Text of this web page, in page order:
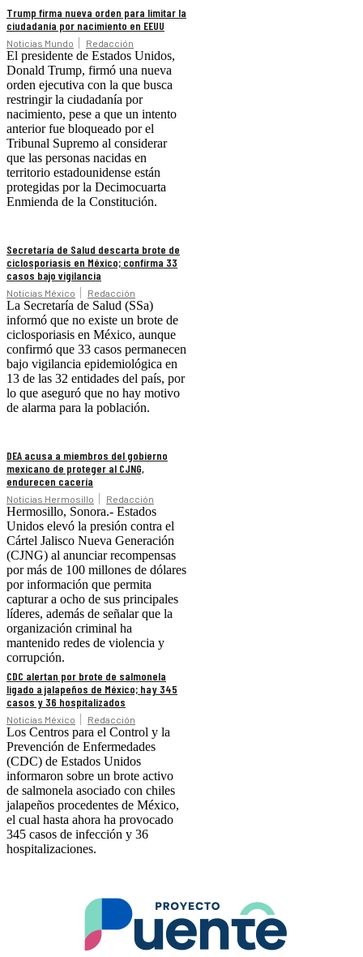
Trump firma nueva orden para limitar la
ciudadanía por nacimiento en EEUU
Noticias Mundo Redacción
El presidente de Estados Unidos,
Donald Trump, firmó una nueva
orden ejecutiva con la que busca
restringir la ciudadanía por
nacimiento, pese a que un intento
anterior fue bloqueado por el
Tribunal Supremo al considerar
que las personas nacidas en
territorio estadounidense están
protegidas por la Decimocuarta
Enmienda de la Constitución.
Secretaría de Salud descarta brote de
ciclosporiasis en México; confirma 33
casos bajo vigilancia
Noticias México Redacción
La Secretaría de Salud (SSa)
informó que no existe un brote de
ciclosporiasis en México, aunque
confirmó que 33 casos permanecen
bajo vigilancia epidemiológica en
13 de las 32 entidades del país, por
lo que aseguró que no hay motivo
de alarma para la población.
DEA acusa a miembros del gobierno
mexicano de proteger al CJNG,
endurecen cacería
Noticias Hermosillo Redacción
Hermosillo, Sonora.- Estados
Unidos elevó la presión contra el
Cártel Jalisco Nueva Generación
(CJNG) al anunciar recompensas
por más de 100 millones de dólares
por información que permita
capturar a ocho de sus principales
líderes, además de señalar que la
organización criminal ha
mantenido redes de violencia y
corrupción.
CDC alertan por brote de salmonela
ligado a jalapeños de México; hay 345
casos y 36 hospitalizados
Noticias México Redacción
Los Centros para el Control y la
Prevención de Enfermedades
(CDC) de Estados Unidos
informaron sobre un brote activo
de salmonela asociado con chiles
jalapeños procedentes de México,
el cual hasta ahora ha provocado
345 casos de infección y 36
hospitalizaciones.